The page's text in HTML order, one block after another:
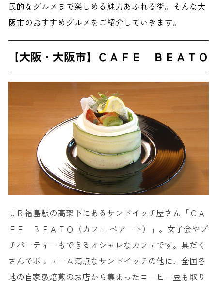
民的なグルメまで楽しめる魅力あふれる街。そんな大
阪市のおすすめグルメをご紹介していきます。
【大阪・大阪市】ＣＡＦＥ ＢＥＡＴＯ
ＪＲ福島駅の高架下にあるサンドイッチ屋さん「ＣＡ
ＦＥ ＢＥＡＴＯ（カフェ ベアート）」。女子会やプ
チパーティーもできるオシャレなカフェです。具だく
さんでボリューム満点なサンドイッチの他に、全国各
地の自家製焙煎のお店から集まったコーヒー豆も取り